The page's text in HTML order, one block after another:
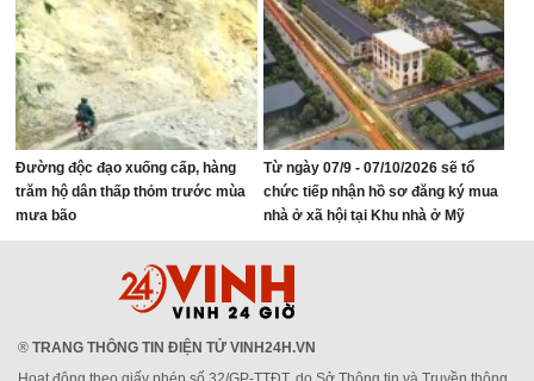
Đường độc đạo xuống cấp, hàng
trăm hộ dân thấp thỏm trước mùa
mưa bão
Từ ngày 07/9 - 07/10/2026 sẽ tổ
chức tiếp nhận hồ sơ đăng ký mua
nhà ở xã hội tại Khu nhà ở Mỹ
Thượng, phường Vinh Lộc
® TRANG THÔNG TIN ĐIỆN TỬ VINH24H.VN